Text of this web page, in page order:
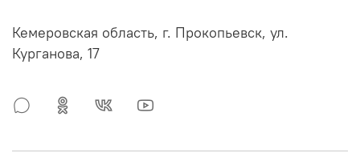
Кемеровская область, г. Прокопьевск, ул.
Курганова, 17